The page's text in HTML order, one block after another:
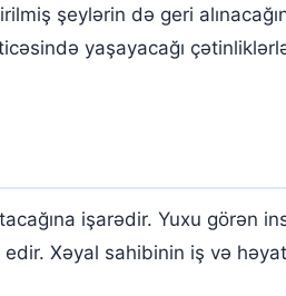
şeylərin də geri
yaşayacağı
işarədir. Yuxu görən
Xəyal sahibinin iş və